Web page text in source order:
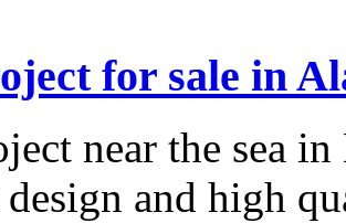
for sale in
near the sea
and high